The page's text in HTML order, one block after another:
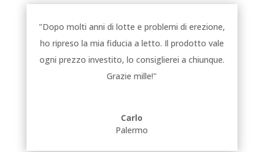
"Dopo molti anni di lotte e problemi di erezione,
ho ripreso la mia fiducia a letto. Il prodotto vale
ogni prezzo investito, lo consiglierei a chiunque.
Grazie mille!"
Carlo
Palermo